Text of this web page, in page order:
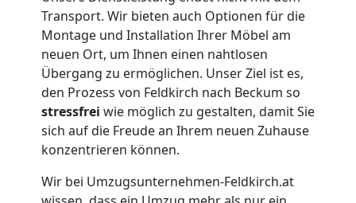
Transport. Wir bieten auch Optionen für die
Montage und Installation Ihrer Möbel am
neuen Ort, um Ihnen einen nahtlosen
Übergang zu ermöglichen. Unser Ziel ist es,
den Prozess von Feldkirch nach Beckum so
stressfrei wie möglich zu gestalten, damit Sie
sich auf die Freude an Ihrem neuen Zuhause
konzentrieren können.
Wir bei Umzugsunternehmen-Feldkirch.at
Feldkirch
Umzug
für